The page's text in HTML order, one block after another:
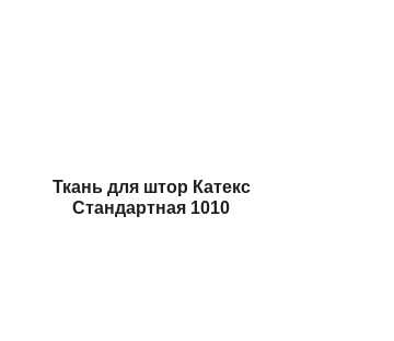
Ткань для штор Катекс
Стандартная 1010